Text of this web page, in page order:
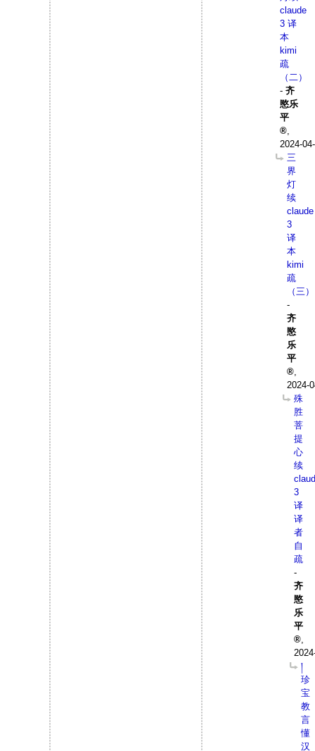
claude
3 译
本
kimi
疏
（二）
-齐
愍乐
平
2024-
三
界
灯
续
claude
3
译
本
kimi
疏
（三）
-
齐
愍
乐
平
2024-
殊
胜
菩
提
心
续
3
译
译
者
自
疏
-
齐
愍
乐
平
།
珍
宝
教
言
懂
汉